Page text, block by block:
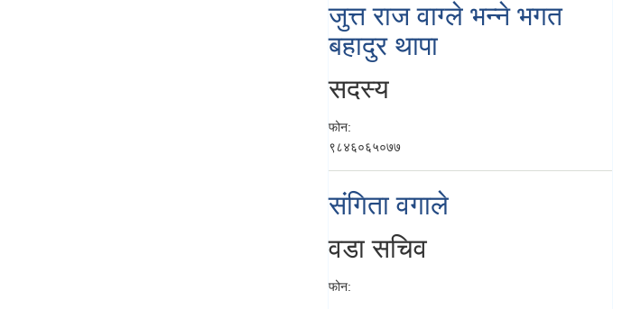
जुत्त राज वाग्ले भन्ने भगत
बहादुर थापा
सदस्य
फोन:
९८४६०६५०७७
संगिता वगाले
वडा सचिव
फोन: